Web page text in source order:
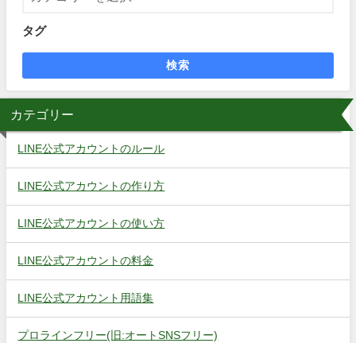
タグ
検索
カテゴリー
LINE公式アカウントのルール
LINE公式アカウントの作り方
LINE公式アカウントの使い方
LINE公式アカウントの料金
LINE公式アカウント用語集
プロラインフリー(旧:オートSNSフリー)